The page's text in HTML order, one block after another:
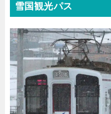
雪国観光パス